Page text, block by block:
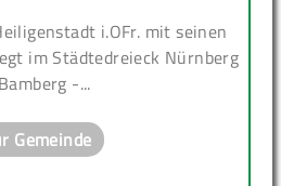
i.OFr. mit seinen
im Städtedreieck Nürnberg
-...
Gemeinde